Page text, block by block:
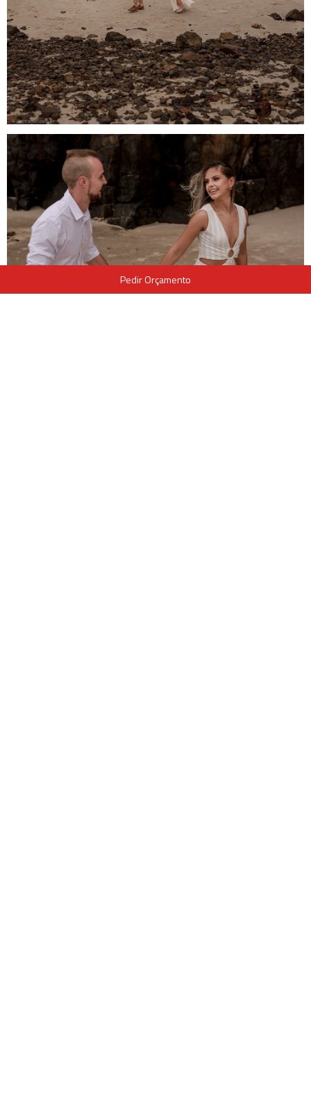
Pedir Orçamento